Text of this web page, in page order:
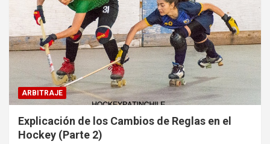
ARBITRAJE
Explicación de los Cambios de Reglas en el
Hockey (Parte 2)